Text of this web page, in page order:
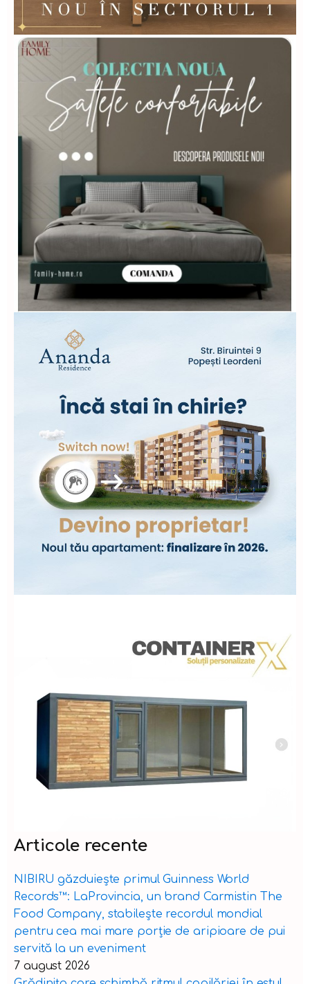
Articole recente
NIBIRU găzduiește primul Guinness World
Records™️: LaProvincia, un brand Carmistin The
Food Company, stabilește recordul mondial
pentru cea mai mare porție de aripioare de pui
servită la un eveniment
7 august 2026